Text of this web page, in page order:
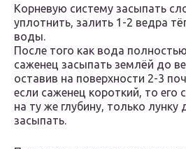
Корневую систему засыпать
уплотнить, залить 1-2 ведра
воды.
После того как вода
саженец засыпать землёй до
оставив на поверхности 2-3
если саженец короткий, то его
на ту же глубину, только лунку
засыпать.